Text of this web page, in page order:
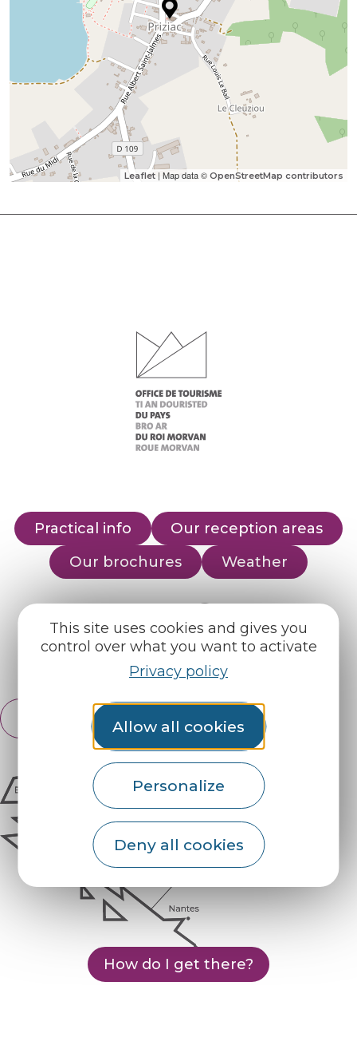
This site uses cookies and gives you
control over what you want to activate
Privacy policy
Allow all cookies
Personalize
Deny all cookies
Leaflet | Map data © OpenStreetMap contributors
Practical info
Our reception areas
Our brochures
Weather
Find us on :
Espace pro Partners
English
Français
How do I get there?